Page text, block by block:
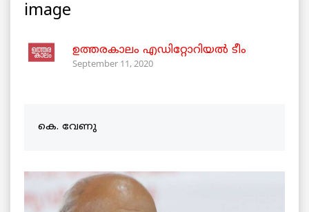
image
ഉത്തരകാലം എഡിറ്റോറിയല്‍ ടീം
September 11, 2020
കെ. വേണു